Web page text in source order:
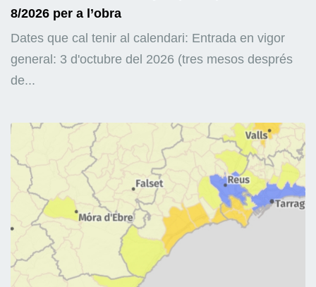
8/2026 per a l’obra
Dates que cal tenir al calendari: Entrada en vigor
general: 3 d'octubre del 2026 (tres mesos després
de...